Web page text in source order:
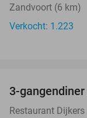
Zandvoort (6 km)
Verkocht: 1.223
3-
Restaurant Dijkers